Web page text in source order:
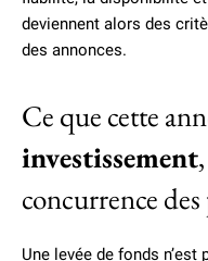
deviennent alors des
des annonces.
Ce que cette
investissement,
concurrence
Une levée de fonds n’est